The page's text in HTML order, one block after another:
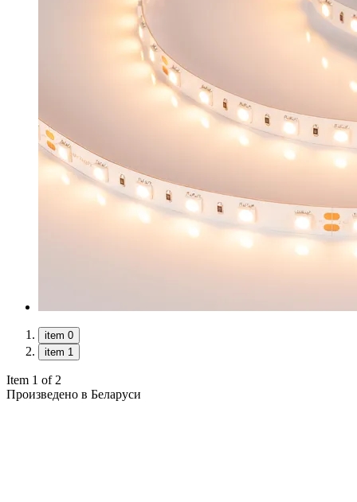
item 0
item 1
Item 1 of 2
Произведено в Беларуси